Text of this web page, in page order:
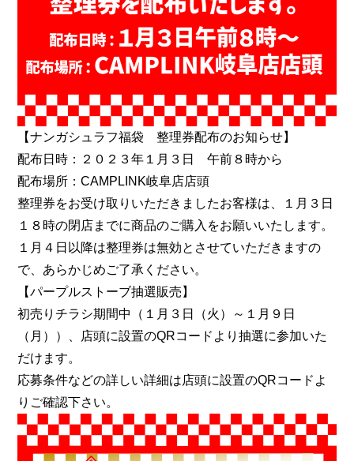
【ナンガシュラフ福袋 整理券配布のお知らせ】
配布日時：２０２３年１月３日 午前８時から
配布場所：CAMPLINK岐阜店店頭
整理券をお受け取りいただきましたお客様は、１月３日
１８時の閉店までに商品のご購入をお願いいたします。
１月４日以降は整理券は無効とさせていただきますの
で、あらかじめご了承ください。
【パープルストーブ抽選販売】
初売りチラシ期間中（１月３日（火）～１月９日
（月））、店頭に設置のQRコードより抽選に参加いた
だけます。
応募条件などの詳しい詳細は店頭に設置のQRコードよ
りご確認下さい。